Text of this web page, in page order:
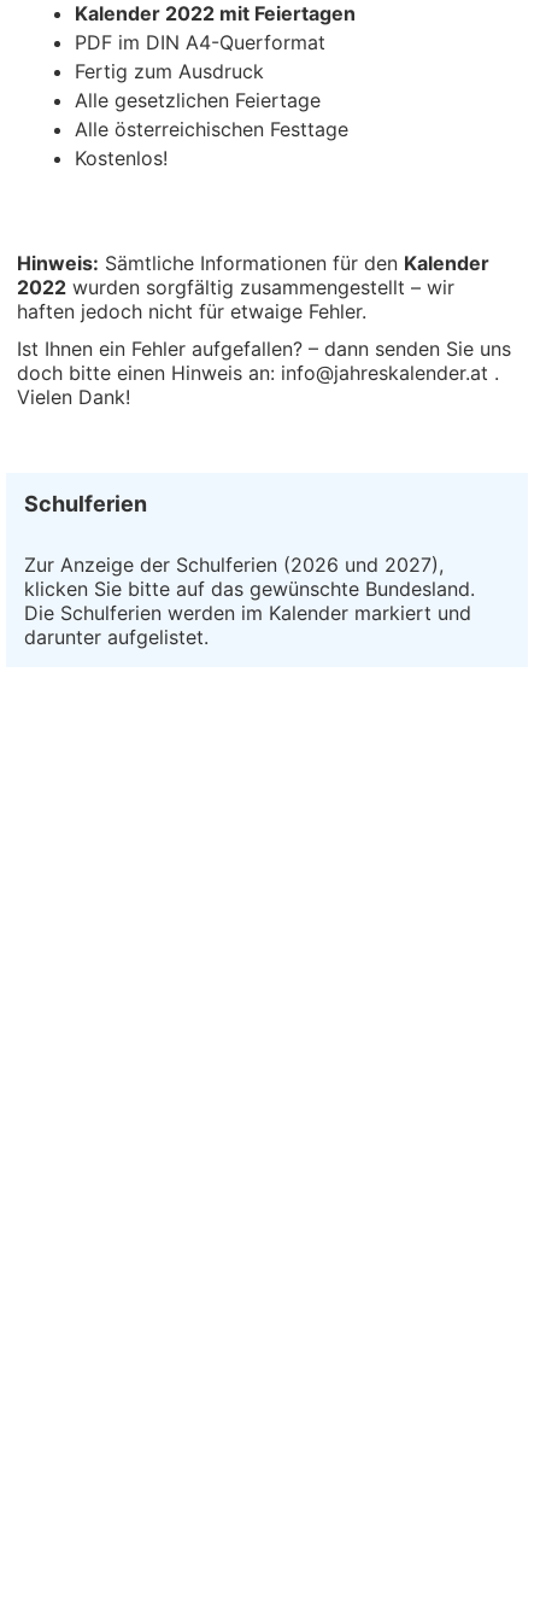
Kalender 2022 mit Feiertagen
PDF im DIN A4-Querformat
Fertig zum Ausdruck
Alle gesetzlichen Feiertage
Alle österreichischen Festtage
Kostenlos!
Hinweis: Sämtliche Informationen für den Kalender
2022 wurden sorgfältig zusammengestellt – wir
haften jedoch nicht für etwaige Fehler.
Ist Ihnen ein Fehler aufgefallen? – dann senden Sie uns
doch bitte einen Hinweis an: info@jahreskalender.at .
Vielen Dank!
Schulferien
Zur Anzeige der Schulferien (2026 und 2027),
klicken Sie bitte auf das gewünschte Bundesland.
Die Schulferien werden im Kalender markiert und
darunter aufgelistet.